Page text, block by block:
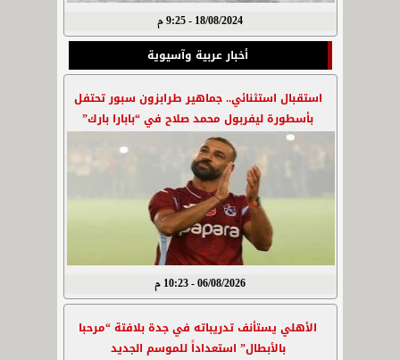
18/08/2024 - 9:25 م
أخبار عربية وآسيوية
استقبال استثنائي.. جماهير طرابزون سبور تحتفل
بأسطورة ليفربول محمد صلاح في “بابارا بارك”
06/08/2026 - 10:23 م
الأهلي يستأنف تدريباته في جدة بلافتة “مرحبا
بالأبطال” استعداداً للموسم الجديد